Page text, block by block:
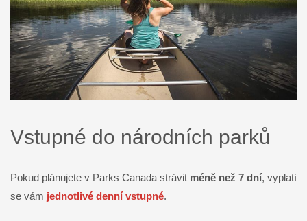
Vstupné do národních parků
Pokud plánujete v Parks Canada strávit méně než 7 dní, vyplatí
se vám jednotlivé denní vstupné.